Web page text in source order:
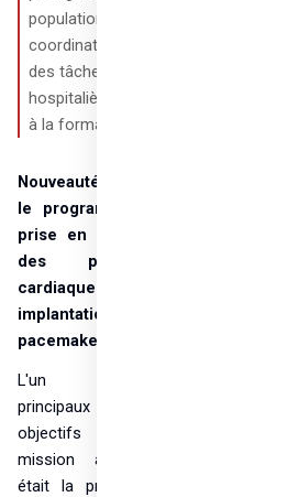
population, à la
coordination
des tâches
hospitalières et
à la formation.
Nouveautés dans
le programme -
prise en charge
des patients
cardiaques et
implantation de
pacemakers
L'un des
principaux
objectifs de la
mission actuelle
était la prise en